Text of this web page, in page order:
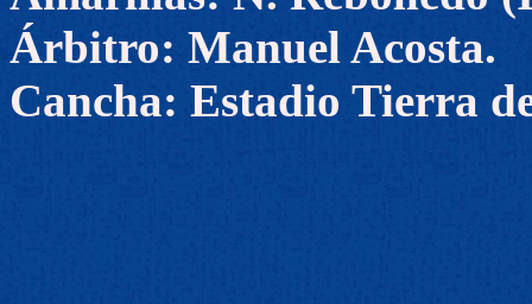
Árbitro: Manuel Acosta.
Cancha: Estadio Tierra